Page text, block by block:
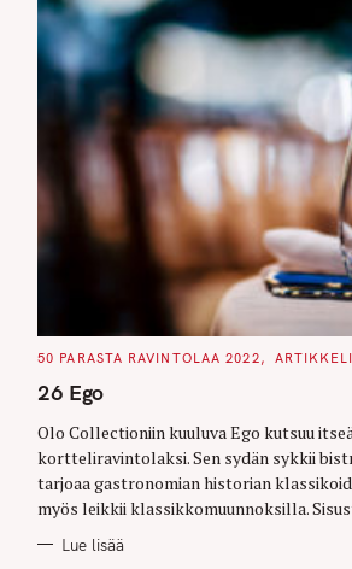
C
T
E
O
R
I
S
50 PARASTA RAVINTOLAA 2022
26 Ego
Olo Collectioniin kuuluva Ego kutsuu
kortteliravintolaksi. Sen sydän sykkii
tarjoaa gastronomian historian
myös leikkii klassikkomuunnoksilla.
Lue lisää